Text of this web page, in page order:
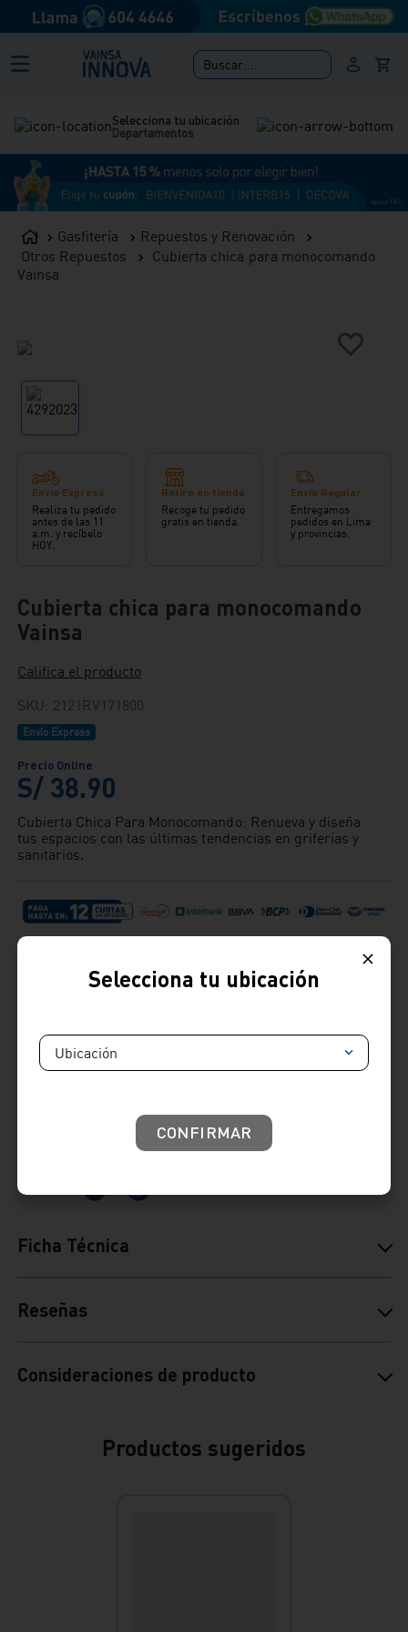
Buscar....
Selecciona tu ubicación
Departamentos
Gasfitería
Repuestos y Renovación
Otros Repuestos
Cubierta chica para monocomando
Vainsa
Envío Express
Realiza tu pedido
antes de las 11
a.m. y recíbelo
HOY.
Retiro en tienda
Recoge tu pedido
gratis en tienda.
Envío Regular
Entregamos
pedidos en Lima
y provincias.
Cubierta chica para monocomando
Vainsa
Califica el producto
SKU : 2121RV171800
Envío Express
S/ 38.90
Cubierta Chica Para Monocomando: Renueva y diseña
tus espacios con las últimas tendencias en griferías y
sanitarios.
Cambios y devoluciones:
: Tienes hasta 7 días útiles desde la recepción de tu
01 604 4646
01) 604 4646
Comparte
Ficha Técnica
Reseñas
Consideraciones de producto
Productos sugeridos
Selecciona tu ubicación
Ubicación
CONFIRMAR